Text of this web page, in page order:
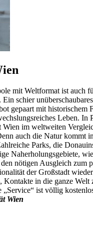
mit Weltformat ist auch
Ein schier
gepaart mit historischem
Leben. In
Wien im weltweiten
auch die Natur kommt
Parks, die
Naherholungsgebiete,
nötigen Ausgleich zum
der Großstadt
Kontakte in die ganze Welt
„Service“ ist völlig
Wien